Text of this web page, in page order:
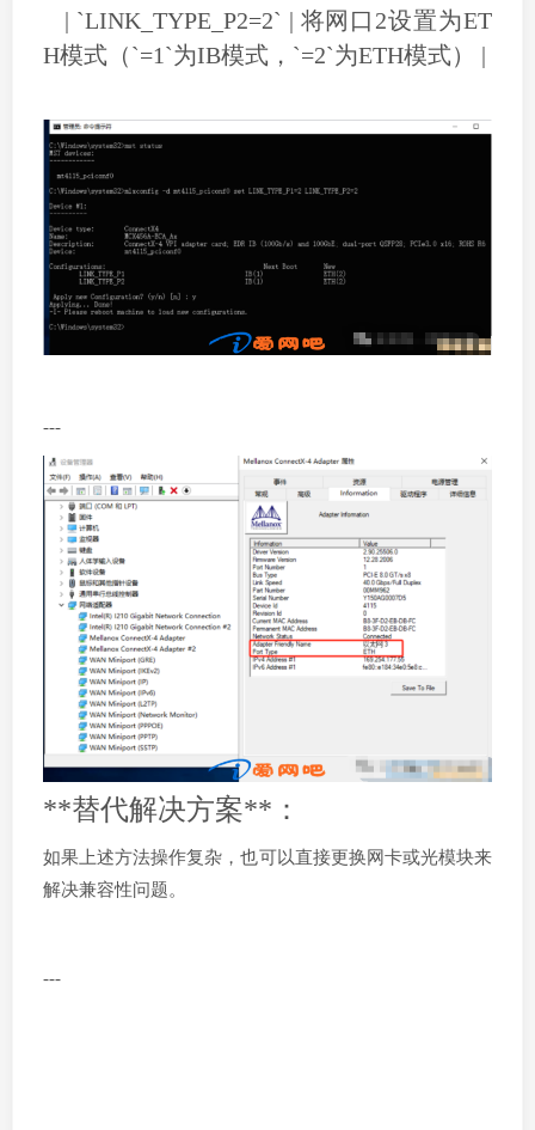
| `LINK_TYPE_P2=2` | 将网口2设置为ET
H模式（`=1`为IB模式，`=2`为ETH模式） |
---
**替代解决方案**：
如果上述方法操作复杂，也可以直接更换网卡或光模块来
解决兼容性问题。
---